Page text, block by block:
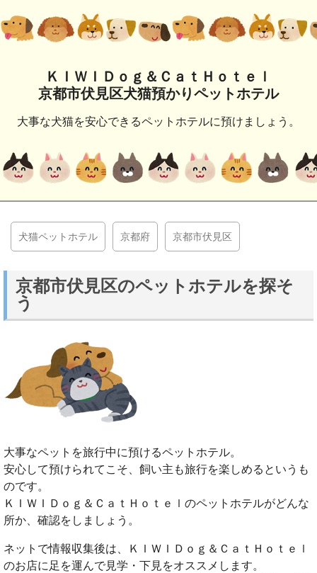
ＫＩＷＩＤｏｇ＆ＣａｔＨｏｔｅｌ
京都市伏見区犬猫預かりペットホテル
大事な犬猫を安心できるペットホテルに預けましょう。
犬猫ペットホテル 京都府 京都市伏見区
京都市伏見区のペットホテルを探そ
う
大事なペットを旅行中に預けるペットホテル。
安心して預けられてこそ、飼い主も旅行を楽しめるというも
のです。
ＫＩＷＩＤｏｇ＆ＣａｔＨｏｔｅｌのペットホテルがどんな
所か、確認をしましょう。
ネットで情報収集後は、ＫＩＷＩＤｏｇ＆ＣａｔＨｏｔｅｌ
のお店に足を運んで見学・下見をオススメします。